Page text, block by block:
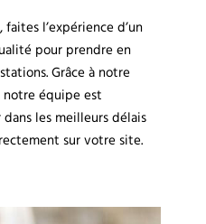
l’expérience d’un
pour prendre en
Grâce à notre
notre équipe est
les meilleurs délais
sur votre site.